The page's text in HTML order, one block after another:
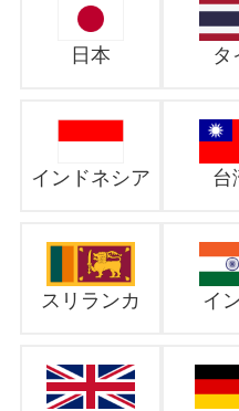
日本 タ
インドネシア 台
スリランカ イ